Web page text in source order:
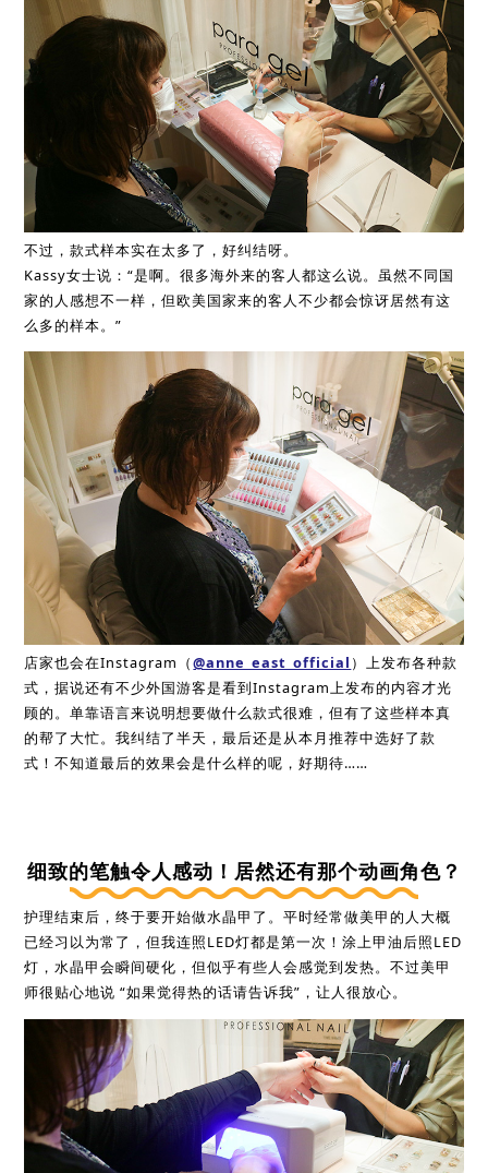
不过，款式样本实在太多了，好纠结呀。
Kassy女士说：“是啊。很多海外来的客人都这么说。虽然不同国
家的人感想不一样，但欧美国家来的客人不少都会惊讶居然有这
么多的样本。”
店家也会在Instagram（@anne_east_official ）上发布各种款
式，据说还有不少外国游客是看到Instagram上发布的内容才光
顾的。单靠语言来说明想要做什么款式很难，但有了这些样本真
的帮了大忙。我纠结了半天，最后还是从本月推荐中选好了款
式！不知道最后的效果会是什么样的呢，好期待……
细致的笔触令人感动！居然还有那个动画角色？
护理结束后，终于要开始做水晶甲了。平时经常做美甲的人大概
已经习以为常了，但我连照LED灯都是第一次！涂上甲油后照LED
灯，水晶甲会瞬间硬化，但似乎有些人会感觉到发热。不过美甲
师很贴心地说 “如果觉得热的话请告诉我”，让人很放心。